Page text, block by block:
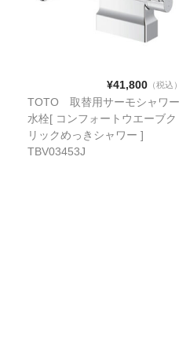
¥41,800（税込）
TOTO 取替用サーモシャワー
水栓[ コンフォートウエーブク
リックめっきシャワー ]
TBV03453J